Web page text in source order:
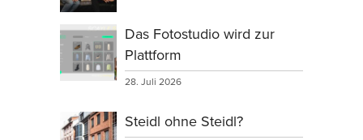
Das Fotostudio wird zur
Plattform
28. Juli 2026
Steidl ohne Steidl?